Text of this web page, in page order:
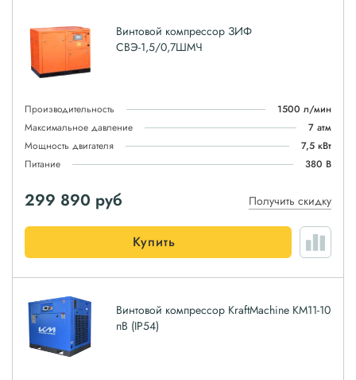
Винтовой компрессор ЗИФ
СВЭ-1,5/0,7ШМЧ
Производительность
1500 л/мин
Максимальное давление
7 атм
Мощность двигателя
7,5 кВт
Питание
380 В
299 890 руб Получить скидку
Купить
Винтовой компрессор KraftMachine KM11-10
пВ (IP54)